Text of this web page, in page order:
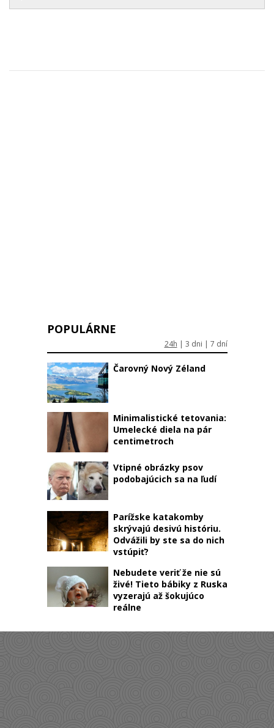
POPULÁRNE
24h | 3 dni | 7 dní
Čarovný Nový Zéland
Minimalistické tetovania:
Umelecké diela na pár
centimetroch
Vtipné obrázky psov
podobajúcich sa na ľudí
Parížske katakomby
skrývajú desivú históriu.
Odvážili by ste sa do nich
vstúpiť?
Nebudete veriť že nie sú
živé! Tieto bábiky z Ruska
vyzerajú až šokujúco
reálne